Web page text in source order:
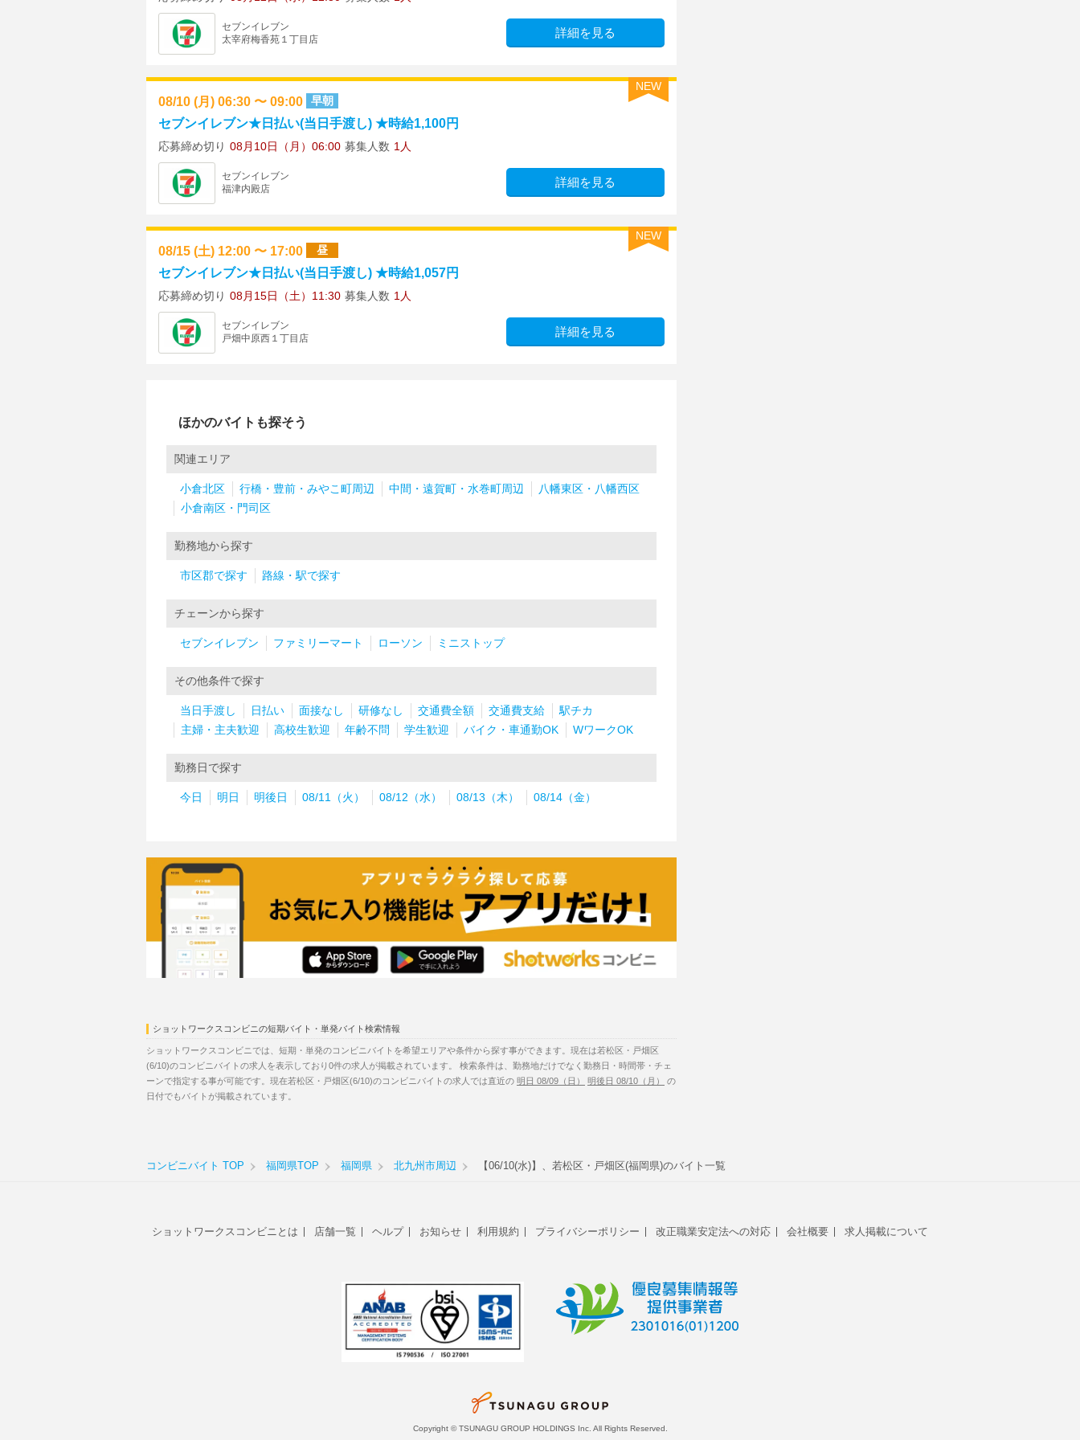
セブンイレブン
太宰府梅香苑１丁目店
詳細を見る
NEW
08/10 (月) 06:30 〜 09:00 早朝
セブンイレブン★日払い(当日手渡し) ★時給1,100円
応募締め切り 08月10日（月）06:00 募集人数 1人
セブンイレブン
福津内殿店
詳細を見る
NEW
08/15 (土) 12:00 〜 17:00 昼
セブンイレブン★日払い(当日手渡し) ★時給1,057円
応募締め切り 08月15日（土）11:30 募集人数 1人
セブンイレブン
戸畑中原西１丁目店
詳細を見る
ほかのバイトも探そう
関連エリア
小倉北区 行橋・豊前・みやこ町周辺 中間・遠賀町・水巻町周辺
八幡東区・八幡西区
小倉南区・門司区
勤務地から探す
市区郡で探す 路線・駅で探す
チェーンから探す
セブンイレブン ファミリーマート ローソン ミニストップ
その他条件で探す
当日手渡し 日払い 面接なし 研修なし 交通費全額 交通費支給
駅チカ
主婦・主夫歓迎
高校生歓迎 年齢不問 学生歓迎 バイク・車通勤OK WワークOK
勤務日で探す
今日 明日 明後日 08/11（火） 08/12（水） 08/13（木） 08/14（金）
ショットワークスコンビニの短期バイト・単発バイト検索情報
ショットワークスコンビニでは、短期・単発のコンビニバイトを希望エリアや条件から探す事ができます。現在は若松区・戸畑区
(6/10)のコンビニバイトの求人を表示しており0件の求人が掲載されています。 検索条件は、勤務地だけでなく勤務日・時間帯・チェ
ーンで指定する事が可能です。現在若松区・戸畑区(6/10)のコンビニバイトの求人では直近の 明日 08/09（日） 明後日 08/10（月）
の
日付でもバイトが掲載されています。
コンビニバイト TOP 福岡県TOP 福岡県 北九州市周辺 【06/10(水)】、若松区・戸畑区(福岡県)のバイト一覧
ショットワークスコンビニとは 店舗一覧 ヘルプ お知らせ 利用規約 プライバシーポリシー 改正職業安定法への対応 会社概要 求人掲載について
Copyright © TSUNAGU GROUP HOLDINGS Inc. All Rights Reserved.